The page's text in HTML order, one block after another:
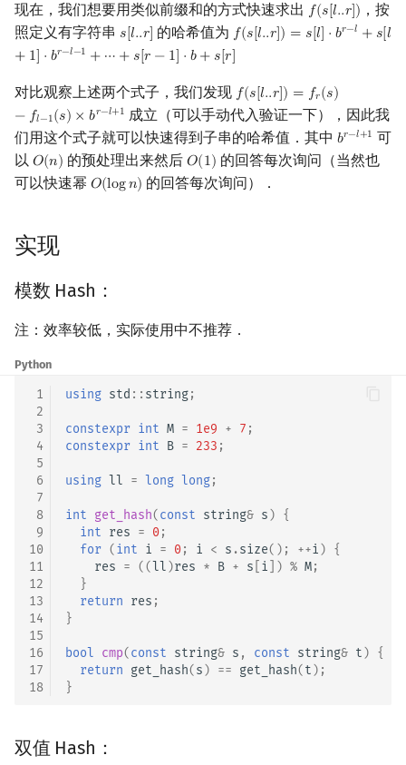
现在，我们想要用类似前缀和的方式快速求出 𝑓(𝑠[𝑙..𝑟])
f(s[l..r])
，按
照定义有字符串 𝑠[𝑙..𝑟]
s[l..r] 的哈希值为 𝑓(𝑠[𝑙..𝑟]) = 𝑠[𝑙] ⋅ 𝑏𝑟−𝑙 + 𝑠[𝑙
+ 1] ⋅ 𝑏𝑟−𝑙−1 + ⋯ + 𝑠[𝑟 − 1] ⋅ 𝑏+ 𝑠[𝑟]
f(s[l..r])= s[l ]⋅br − l+s[l +1] ⋅br
对比观察上述两个式子，我们发现 𝑓(𝑠[𝑙..𝑟]) = 𝑓𝑟(𝑠)
− 𝑓𝑙−1(𝑠) × 𝑏𝑟−𝑙+1
f(s[l..r])= r( s)−f−1
成立（可以手动代入验证一下），因此我
们用这个式子就可以快速得到子串的哈希值．其中 𝑏𝑟−𝑙+1
br−l+1 可
以 𝑂(𝑛)
O(n) 的预处理出来然后𝑂(1)
O(1) 的回答每次询问（当然也
可以快速幂 𝑂(log𝑛)
O(logn) 的回答每次询问）．
实现
模数 Hash：
注：效率较低，实际使用中不推荐．
Python
1
2
3
4
5
6
7
8
9
10
11
12
13
14
15
16
17
18
using std :: string;
constexpr int M = 1e9 + 7 ;
constexpr int B = 233 ;
using ll = long long;
int get_hash(const string& s) {
int res = 0;
for (int i = 0; i < s .size(); ++i) {
res = ((ll)res * B + s i ]) % M;
}
return res ;
}
bool cmp(const string& s , const string& t) {
return get_hash(s) == get_hash(t);
}
双值 Hash：